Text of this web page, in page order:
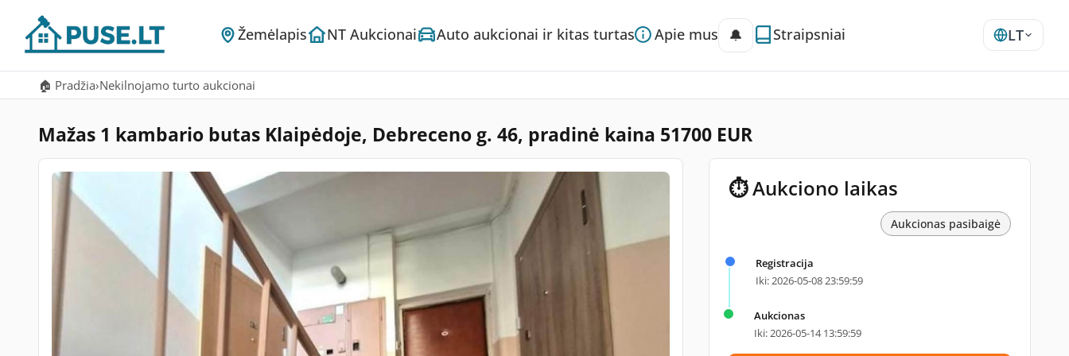
Žemėlapis NT Aukcionai Auto aukcionai ir kitas turtas Apie mus 🔔 Straipsniai LT
🏠 Pradžia›Nekilnojamo turto aukcionai
Mažas 1 kambario butas Klaipėdoje, Debreceno g. 46, pradinė kaina 51700 EUR
⏱ Aukciono laikas
Aukcionas pasibaigė
Registracija
Iki: 2026-05-08 23:59:59
Aukcionas
Iki: 2026-05-14 13:59:59